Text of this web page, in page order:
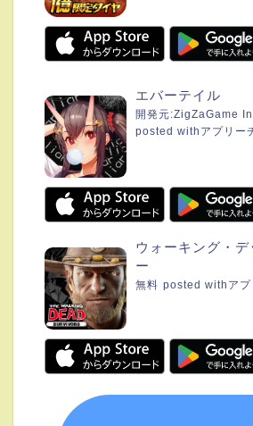
エバーテイル
開発元:ZigZaGame
posted with アプリー
ウォーキング・
ー
無料 posted with ア